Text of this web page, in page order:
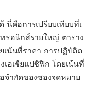
นี่คือการเปรียบเทียบที่เ
รอนิกส์รายใหญ่ ตาราง
น้นที่ราคา การปฏิบัติต
อเชียแปซิฟิก โดยเน้นที่
จำกัดของซองจดหมาย